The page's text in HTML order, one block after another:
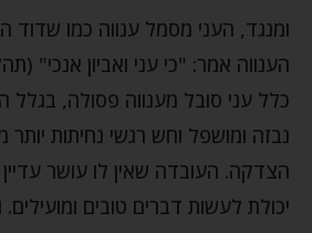
ומנגד, העני מסמל ענווה כמו
הענווה אמר: "כי עני ואביון אנכי"
כלל עני סובל מענווה פסולה, בגלל
נבזה ומושפל וחש רגשי נחיתות יותר
הצדקה. העובדה שאין לו עושר
יכולת לעשות דברים טובים